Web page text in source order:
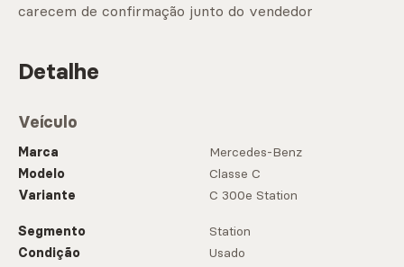
carecem de confirmação junto do vendedor
Detalhe
Veículo
Marca
Mercedes-Benz
Modelo
Classe C
Variante
C 300e Station
Segmento
Station
Condição
Usado